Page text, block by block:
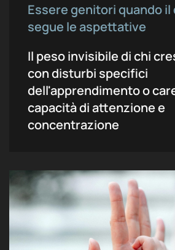
Essere genitori quando
segue le aspettative
Il peso invisibile di chi
con disturbi specifici
dell'apprendimento o
capacità di attenzione e
concentrazione